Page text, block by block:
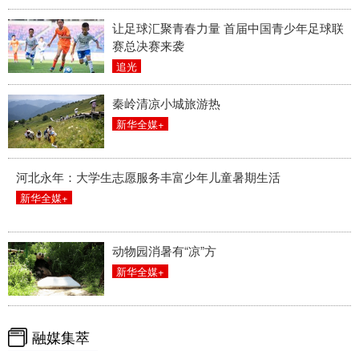
让足球汇聚青春力量 首届中国青少年足球联
赛总决赛来袭
追光
秦岭清凉小城旅游热
新华全媒+
河北永年：大学生志愿服务丰富少年儿童暑期生活
新华全媒+
动物园消暑有“凉”方
新华全媒+
融媒集萃